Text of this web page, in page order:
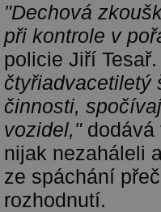
"Dechová
při kontrole v
policie Jiří Tesař.
čtyřiadvacetiletý
činnosti,
vozidel,"dodává
nijak nezaháleli
ze spáchání
rozhodnutí.